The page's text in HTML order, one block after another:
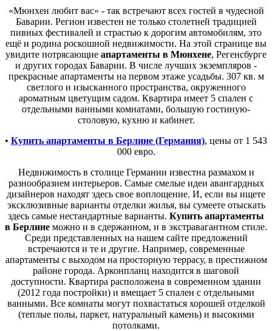
«Мюнхен любит вас» - так встречают всех гостей в чудесной
Баварии. Регион известен не только столетней традицией
пивных фестивалей и страстью к дорогим автомобилям, это
ещё и родина роскошной недвижимости. На этой странице вы
увидите потрясающие апартаменты в Мюнхене, Регенсбурге
и других городах Баварии. В числе лучших экземпляров -
прекрасные апартаменты на первом этаже усадьбы. 307 кв. м
светлого и изысканного пространства, окруженного
ароматным цветущим садом. Квартира имеет 5 спален с
отдельными ванными комнатами, большую гостиную-
столовую, кухню и кабинет.
• Купить апартаменты в Берлине (Германия), цены от 1 543
000 евро.
Недвижимость в столице Германии известна размахом и
разнообразием интерьеров. Самые смелые идеи авангардных
дизайнеров находят здесь свое воплощение. И, если вы ищете
эксклюзивные варианты отделки жилья, вы сумеете отыскать
здесь самые нестандартные варианты. Купить апартаменты
в Берлине можно и в сдержанном, и в экстравагантном стиле.
Среди представленных на нашем сайте предложений
встречаются и те и другие. Например, современные
апартаменты с выходом на просторную террасу, в престижном
районе города. Арконпланц находится в шаговой
доступности. Квартира расположена в современном здании
(2012 года постройки) и вмещает 5 спален с отдельными
ванными. Все комнаты могут похвастаться хорошей отделкой
(теплые полы, паркет, натуральный камень) и высокими
потолками.